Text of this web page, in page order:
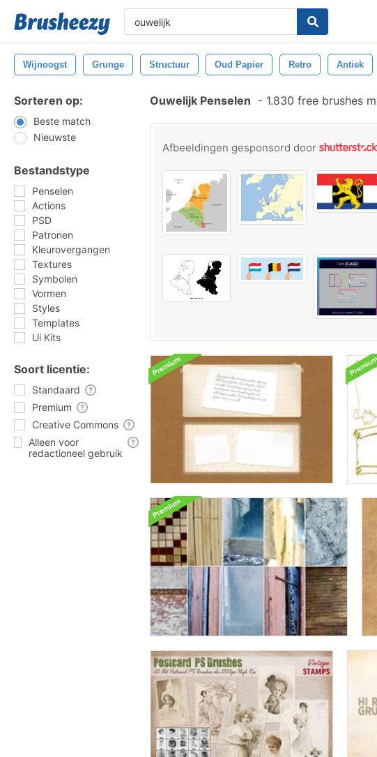
Wijnoogst Grunge Structuur Oud Papier Retro Antiek
Sorteren op:
Beste match
Nieuwste
Bestandstype
Penselen
Actions
PSD
Patronen
Kleurovergangen
Textures
Symbolen
Vormen
Styles
Templates
Ui Kits
Soort licentie:
Standaard
Premium
Creative Commons
Alleen voor
redactioneel gebruik
Ouwelijk Penselen - 1.830 free brushes
Afbeeldingen gesponsord door